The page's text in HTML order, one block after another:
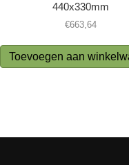
440x330mm
€663,64
Toevoegen aan